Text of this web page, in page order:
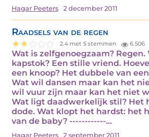
Hagar Peeters 2 december 2011
Raadsels van de regen
2.4 met 5 stemmen 6.506
Wat is zelfgenoegzaam? Regen.
kapstok? Een stille vriend.
een knoop? Het dubbele van
Wat wil dansen maar kan het
wil vuur zijn maar kan het niet
Wat ligt daadwerkelijk stil? Het
dode. Wat klopt het hardst: het
van de baby? ------------…
Hagar Peeters 2 september 2011